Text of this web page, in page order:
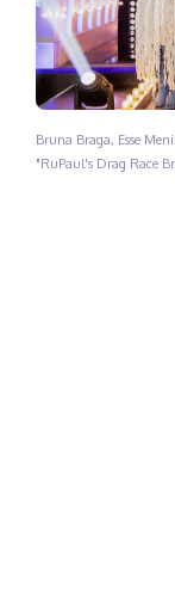
Bruna Braga, Esse
"RuPaul's Drag Race